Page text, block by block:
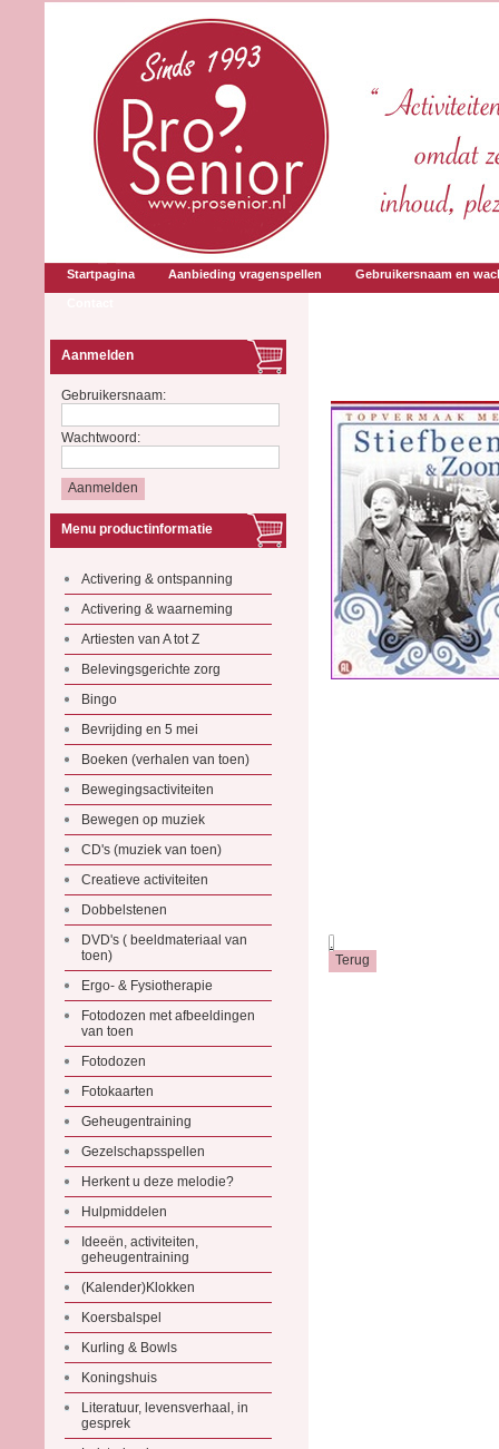
Startpagina Aanbieding vragenspellen Gebruikersnaam en
Aanmelden
Gebruikersnaam:
Wachtwoord:
Menu productinformatie
Activering & ontspanning
Activering & waarneming
Artiesten van A tot Z
Belevingsgerichte zorg
Bingo
Bevrijding en 5 mei
Boeken (verhalen van toen)
Bewegingsactiviteiten
Bewegen op muziek
CD's (muziek van toen)
Creatieve activiteiten
Dobbelstenen
DVD's ( beeldmateriaal van
toen)
Ergo- & Fysiotherapie
Fotodozen met afbeeldingen
van toen
Fotodozen
Fotokaarten
Geheugentraining
Gezelschapsspellen
Herkent u deze melodie?
Hulpmiddelen
Ideeën, activiteiten,
geheugentraining
(Kalender)Klokken
Koersbalspel
Kurling & Bowls
Koningshuis
Literatuur, levensverhaal, in
gesprek
.